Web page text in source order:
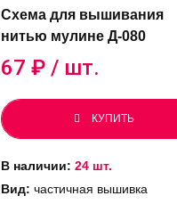
Схема для вышивания
нитью мулине Д-080
67 ₽ / шт.
КУПИТЬ
В наличии: 24 шт.
Вид: частичная вышивка